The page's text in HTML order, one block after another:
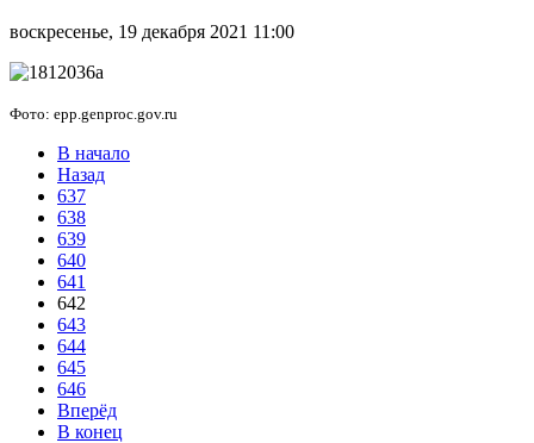
воскресенье, 19 декабря 2021 11:00
Фото: epp.genproc.gov.ru
В начало
Назад
637
638
639
640
641
642
643
644
645
646
Вперёд
В конец